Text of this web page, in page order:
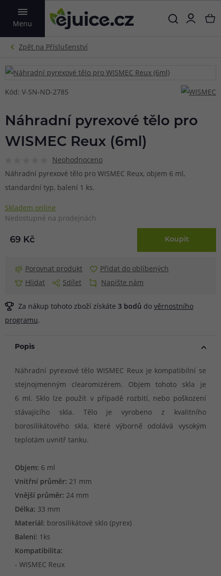
Menu
VYHLEDAT
Kód: V-SN-ND-2785
Náhradní pyrexové tělo pro
WISMEC Reux (6ml)
Neohodnoceno
Náhradní pyrexové tělo pro WISMEC Reux, objem 6 ml,
standardní typ, balení 1 ks.
Skladem online
Nedostupné na prodejnách
69 Kč Koupit
Porovnat produkt
Přidat do oblíbených
Hlídat
Sdílet Napište nám
Za nákup tohoto zboží získáte 3 bodů do věrnostního
programu.
Popis
Náhradní pyrexové tělo WISMEC Reux je kompatibilní se
stejnojmenným clearomizérem. Objem tohoto skla je
6 ml. Sklo lze použít v případě rozbití, nebo poškození
stávajícího skla. Tělo je vyrobeno z kvalitního
borosilikátového skla, které výborně odolává vysokým
teplotám uvnitř tanku.
Objem: 6 ml
Vnitřní průměr: 21 mm
Vnější průměr: 24 mm
Délka: 33 mm
Materiál: borosilikátové sklo (pyrex)
Balení: 1ks
Kompatibilita:
- WISMEC Reux